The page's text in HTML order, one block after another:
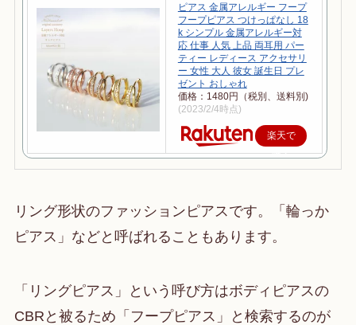
ピアス 金属アレルギー フープ
フープピアス つけっぱなし 18
k シンプル 金属アレルギー対
応 仕事 人気 上品 両耳用 パー
ティー レディース アクセサリ
ー 女性 大人 彼女 誕生日 プレ
ゼント おしゃれ
価格：1480円（税別、送料別)
(2023/2/4時点)
楽天で
購入
リング形状のファッションピアスです。「輪っか
ピアス」などと呼ばれることもあります。
「リングピアス」という呼び方はボディピアスの
CBRと被るため「フープピアス」と検索するのが